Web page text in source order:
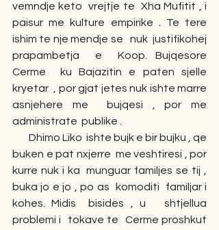
vemndje keto  vrejtje te  Xha Mufitit , i
paisur me kulture empirike . Te tere
ishim te nje mendje se   nuk  justifikohej
prapambetja  e  Koop. Bujqesore
Cerme  ku Bajazitin e paten sjelle
kryetar  , por gjat jetes nuk ishte marre
asnjehere me  bujqesi , por me
administrate  publike .
buken e pat nxjerre  me veshtiresi , por
kurre nuk i ka  munguar familjes se tij ,
buka jo e jo , po as  komoditi  familjar i
kohes. Midis  bisides , u   shtjellua
problemi i   tokave te   Cerme proshkut